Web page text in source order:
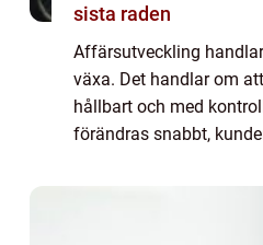
sista raden
Affärsutveckling
växa. Det handlar om
hållbart och med
förändras snabbt,
en tydlig riktning. Då